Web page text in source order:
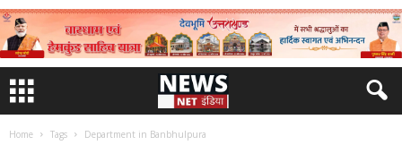
Home Tags Department in Banbhulpura